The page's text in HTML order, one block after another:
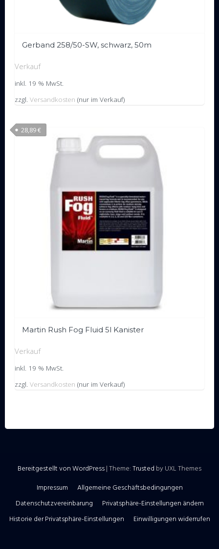
Gerband 258/50-SW, schwarz, 50m
Verkauf
inkl. 19 % MwSt.
zzgl. Versandkosten (nur im Verkauf)
Martin Rush Fog Fluid 5l Kanister
28,89€
Verkauf
inkl. 19 % MwSt.
zzgl. Versandkosten (nur im Verkauf)
Bereitgestellt von WordPress|Theme:Trusted by UXL Themes
Impressum
Allgemeine Geschäftsbedingungen
Datenschutzvereinbarung
Privatsphäre-Einstellungen ändern
Historie der Privatsphäre-Einstellungen
Einwilligungen widerrufen